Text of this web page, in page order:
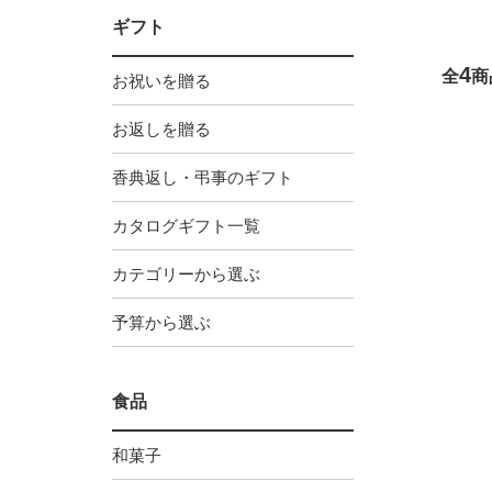
ギフト
お祝いを贈る
お返しを贈る
香典返し・弔事のギフト
カタログギフト一覧
カテゴリーから選ぶ
予算から選ぶ
食品
和菓子
全4商